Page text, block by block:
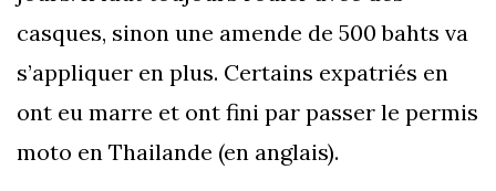
casques, sinon une amende de 500 bahts va
s’appliquer en plus. Certains expatriés en
ont eu marre et ont fini par passer le permis
moto en Thailande (en anglais).